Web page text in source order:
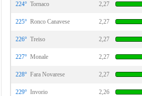
224° Tornaco 2,27
225° Ronco Canavese 2,27
226° Treiso 2,27
227° Monale 2,27
228° Fara Novarese 2,27
229° Invorio 2,26